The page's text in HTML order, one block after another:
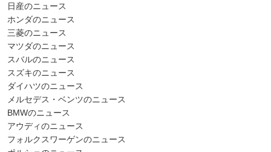
日産のニュース
ホンダのニュース
三菱のニュース
マツダのニュース
スバルのニュース
スズキのニュース
ダイハツのニュース
メルセデス・ベンツのニュース
BMWのニュース
アウディのニュース
フォルクスワーゲンのニュース